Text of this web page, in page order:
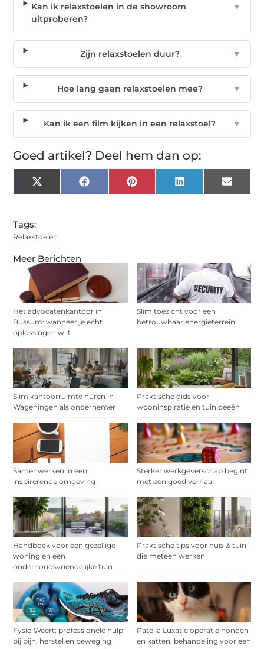
Meer Berichten
Het advocatenkantoor in
Bussum: wanneer je echt
oplossingen wilt
Slim toezicht voor een
betrouwbaar energieterrein
Slim kantoorruimte huren in
Wageningen als ondernemer
Praktische gids voor
wooninspiratie en tuinideeën
Samenwerken in een
inspirerende omgeving
Sterker werkgeverschap begint
met een goed verhaal
Handboek voor een gezellige
woning en een
onderhoudsvriendelijke tuin
Praktische tips voor huis & tuin
die meteen werken
Fysio Weert: professionele hulp
bij pijn, herstel en beweging
Patella Luxatie operatie honden
en katten: behandeling voor een
Kan ik relaxstoelen in de showroom
uitproberen?
▼
Zijn relaxstoelen duur? ▼
Hoe lang gaan relaxstoelen mee? ▼
Kan ik een film kijken in een relaxstoel? ▼
Goed artikel? Deel hem dan op:
X
(Twitter)
Facebook Pinterest LinkedIn Email
Tags:
Relaxstoelen